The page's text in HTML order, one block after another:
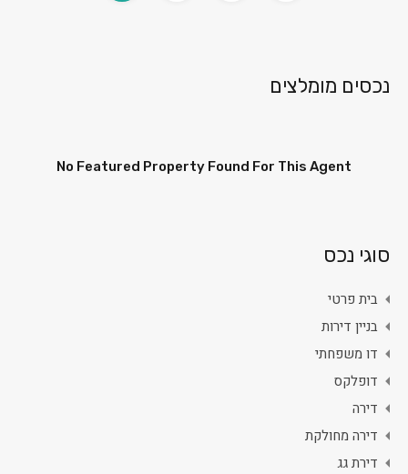
נכסים מומלצים
No Featured Property Found For This Agent
סוגי נכס
בית פרטי
בניין דירות
דו משפחתי
דופלקס
דירה
דירה מחולקת
דירת גג